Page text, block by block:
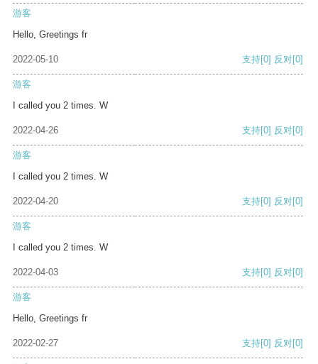
游客
Hello, Greetings fr
2022-05-10 支持[0] 反对[0]
游客
I called you 2 times. W
2022-04-26 支持[0] 反对[0]
游客
I called you 2 times. W
2022-04-20 支持[0] 反对[0]
游客
I called you 2 times. W
2022-04-03 支持[0] 反对[0]
游客
Hello, Greetings fr
2022-02-27 支持[0] 反对[0]